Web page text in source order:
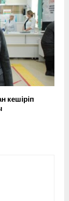
кешіріп